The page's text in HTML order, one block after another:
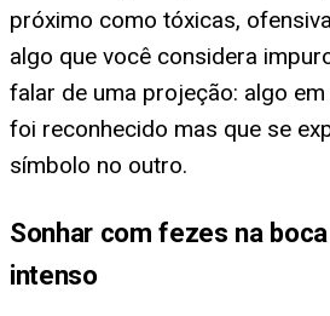
próximo como tóxicas,
algo que você considera
falar de uma projeção: algo
foi reconhecido mas que se
símbolo no outro.
Sonhar com fezes na
intenso